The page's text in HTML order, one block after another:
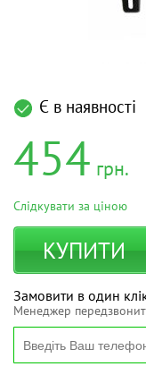
Є в наявності
454 грн.
Слідкувати за ціною
КУПИТИ
Замовити в один
Менеджер